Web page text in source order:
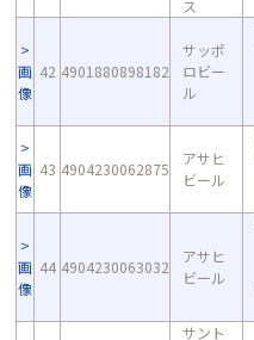
ス
画
像
42 4901880898182
サッポ
ロビー
ル
画
像
43 4904230062875
アサヒ
ビール
画
像
44 4904230063032
アサヒ
ビール
サント